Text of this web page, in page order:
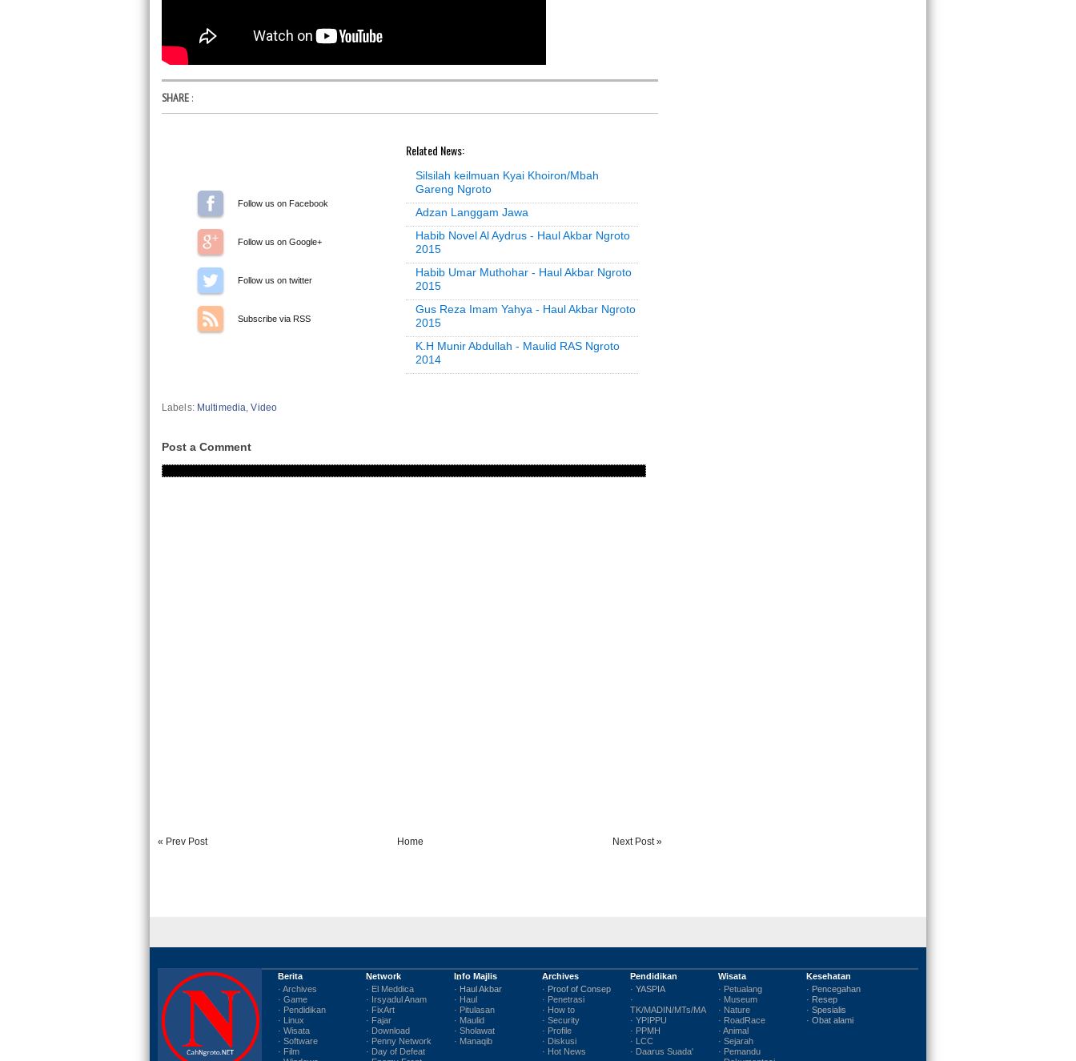
SHARE :
Follow us on Facebook
Follow us on Google+
Follow us on Twitter
Subscribe via RSS
Related News:
Silsilah keilmuan Kyai Khoiron/Mbah
Gareng Ngroto
Adzan Langgam Jawa
Habib Novel Al Aydrus - Haul Akbar Ngroto
2015
Habib Umar Muthohar - Haul Akbar Ngroto
2015
Gus Reza Imam Yahya - Haul Akbar Ngroto
2015
K.H Munir Abdullah - Maulid RAS Ngroto
2014
Labels: Multimedia,Video
Post a Comment
« Prev Post Next Post »
Home
Berita
· Archives
· Game
· Pendidikan
· Linux
· Wisata
· Software
· Film
Network
· El Meddica
· Irsyadul Anam
· FixArt
· Fajar
· Download
· Penny Network
· Day of Defeat
Info Majlis
· Haul Akbar
· Haul
· Pitulasan
· Maulid
· Sholawat
· Manaqib
Archives
· Proof of Consep
· Penetrasi
· How to
· Security
· Profile
· Diskusi
· Hot News
Pendidikan
· YASPIA
·
TK/MADIN/MTs/MA
· YPIPPU
· PPMH
· LCC
· Daarus Suada'
Wisata
· Petualang
· Museum
· Nature
· RoadRace
· Animal
· Sejarah
· Pemandu
Kesehatan
· Pencegahan
· Resep
· Spesialis
· Obat alami